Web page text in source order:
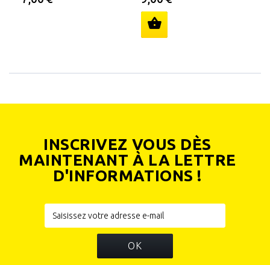
INSCRIVEZ VOUS DÈS
MAINTENANT À LA LETTRE
D'INFORMATIONS !
OK